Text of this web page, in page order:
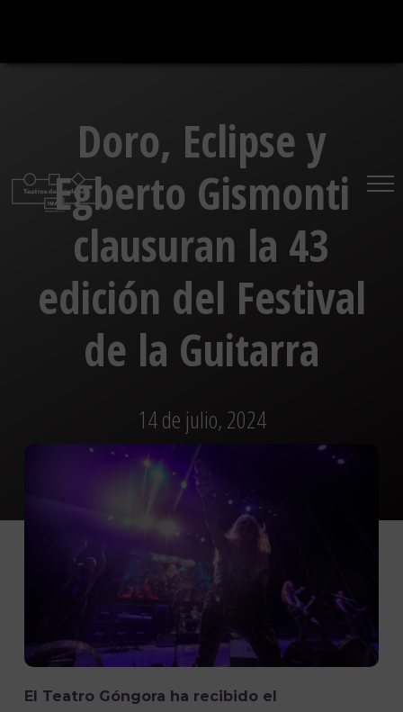
contenido
Doro, Eclipse y
Egberto Gismonti
clausuran la 43
edición del Festival
de la Guitarra
14 de julio, 2024
El Teatro Góngora ha recibido el